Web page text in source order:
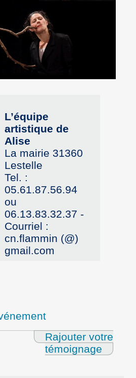
L’équipe
artistique de
Alise
La mairie 31360
Lestelle
Tel. :
05.61.87.56.94
ou
06.13.83.32.37 -
Courriel :
cn.flammin (@)
gmail.com
Rajouter votre
témoignage